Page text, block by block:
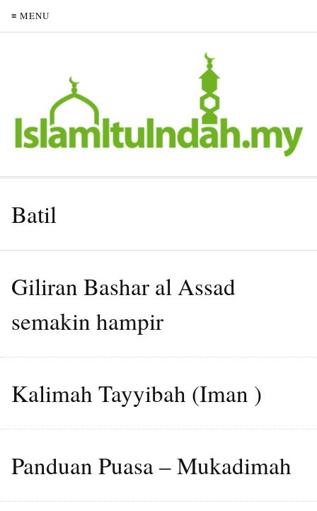
≡ MENU
Batil
Giliran Bashar al Assad
semakin hampir
Kalimah Tayyibah (Iman )
Panduan Puasa – Mukadimah